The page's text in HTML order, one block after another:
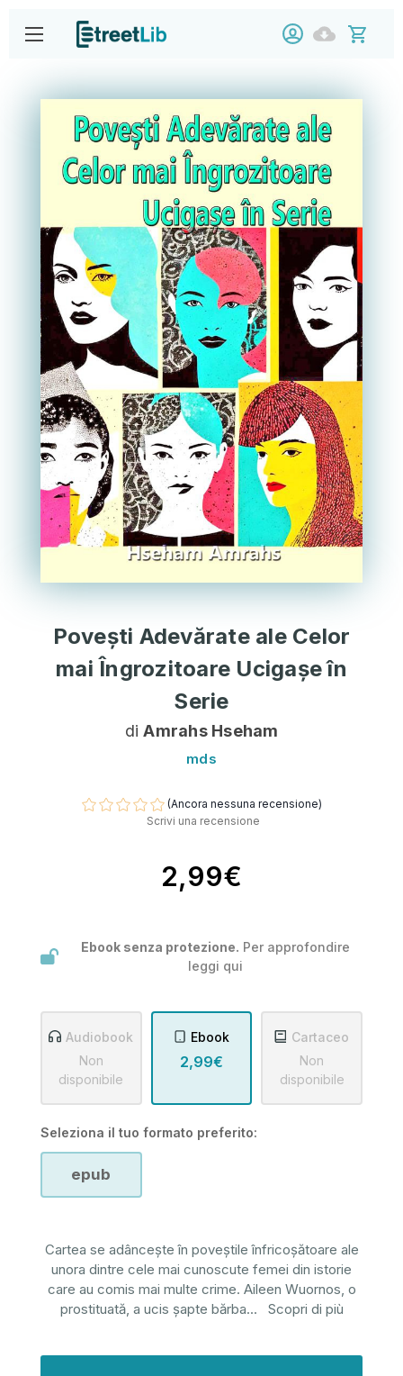
Povești Adevărate ale Celor
mai Îngrozitoare Ucigașe în
Serie
diAmrahs Hseham
mds
(Ancora nessuna recensione)
Scrivi una recensione
2,99€
Ebook senza protezione. Per approfondire
leggi qui
Audiobook
Non
disponibile
Ebook
2,99€
Cartaceo
Non
disponibile
Seleziona il tuo formato preferito:
epub
Cartea se adâncește în poveștile înfricoșătoare ale
unora dintre cele mai cunoscute femei din istorie
care au comis mai multe crime. Aileen Wuornos, o
prostituată, a ucis șapte bărba... Scopri di più